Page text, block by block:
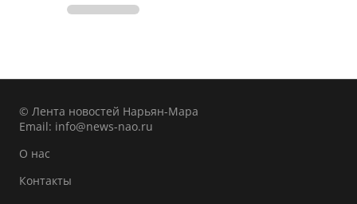
© Лента новостей Нарьян-Мара
Email: info@news-nao.ru
О нас
Контакты